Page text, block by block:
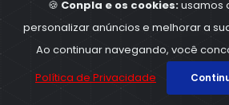
Processo Trabalhista
Procuração Digital
Produtividade
🍪 Conpla e os cookies:usamos
personalizar anúncios e melhorar a
Ao continuar navegando, você
Política de Privacidade